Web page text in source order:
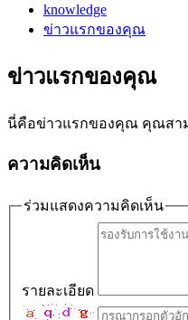
knowledge
ข่าวแรกของคุณ
ข่าวแรกของคุณ
นี่คือข่าวแรกของคุณ คุณสา
ความคิดเห็น
ร่วมแสดงความคิดเห็น
รายละเอียด